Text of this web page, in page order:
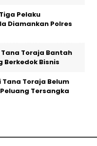
Pelaku
Diamankan Polres
Toraja Bantah
Berkedok Bisnis
Tana Toraja Belum
Tersangka